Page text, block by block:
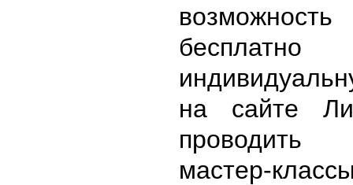
на сайте
проводить
мастер-